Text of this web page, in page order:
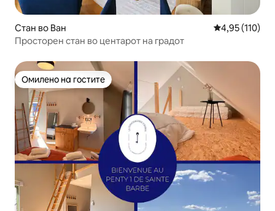
Стан во Ван Просечна
4,95 (110)
Просторен стан во центарот на градот
Омилено на гостите
Омилено на гостите